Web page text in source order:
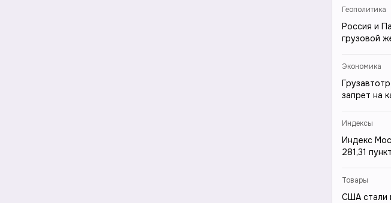
Геополитика
Россия и
грузовой
Экономика
запрет на
Индексы
Индекс
281,31
Товары
США стали